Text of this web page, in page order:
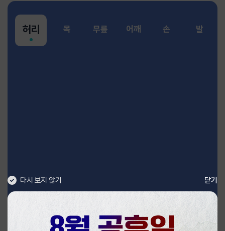
허리 목 무릎 어깨 손 발
다시 보지 않기 닫기